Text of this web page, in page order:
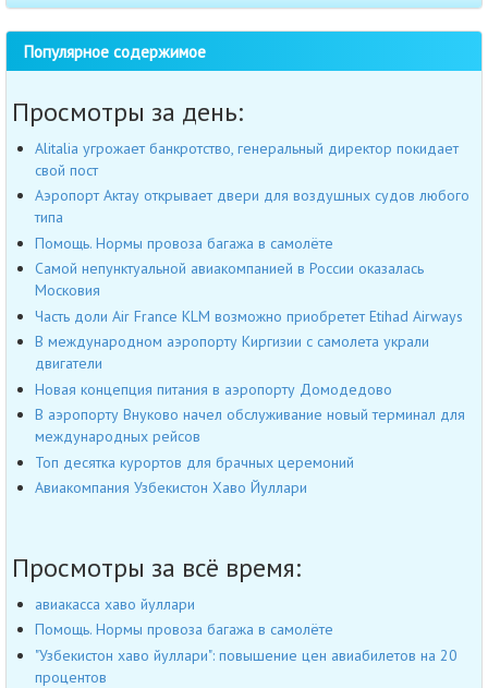
Популярное содержимое
Просмотры за день:
Alitalia угрожает банкротство, генеральный директор покидает
свой пост
Аэропорт Актау открывает двери для воздушных судов любого
типа
Помощь. Нормы провоза багажа в самолёте
Самой непунктуальной авиакомпанией в России оказалась
Московия
Часть доли Air France KLM возможно приобретет Etihad Airways
В международном аэропорту Киргизии с самолета украли
двигатели
Новая концепция питания в аэропорту Домодедово
В аэропорту Внуково начел обслуживание новый терминал для
международных рейсов
Топ десятка курортов для брачных церемоний
Авиакомпания Узбекистон Хаво Йуллари
Просмотры за всё время:
авиакасса хаво йуллари
Помощь. Нормы провоза багажа в самолёте
"Узбекистон хаво йуллари": повышение цен авиабилетов на 20
процентов